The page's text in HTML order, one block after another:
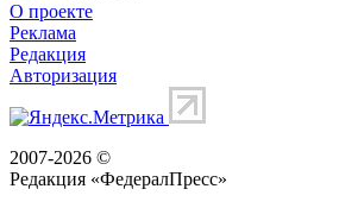
О проекте
Реклама
Редакция
Авторизация
2007-2026 ©
Редакция «ФедералПресс»